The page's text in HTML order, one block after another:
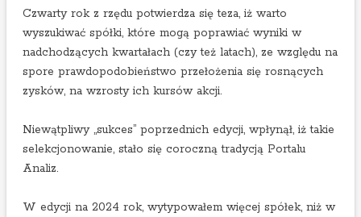
Czwarty rok z rzędu potwierdza się teza, iż warto
wyszukiwać spółki, które mogą poprawiać wyniki w
nadchodzących kwartałach (czy też latach), ze względu na
spore prawdopodobieństwo przełożenia się rosnących
zysków, na wzrosty ich kursów akcji.
Niewątpliwy „sukces” poprzednich edycji, wpłynął, iż takie
selekcjonowanie, stało się coroczną tradycją Portalu
Analiz.
W edycji na 2024 rok, wytypowałem więcej spółek, niż w